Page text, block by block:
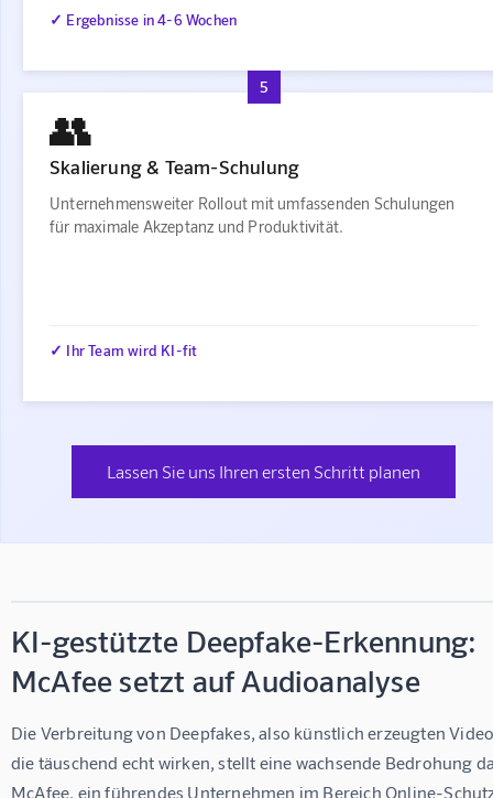
✓ Ergebnisse in 4-6 Wochen
5
👥
Skalierung & Team-Schulung
Unternehmensweiter Rollout mit umfassenden Schulungen
für maximale Akzeptanz und Produktivität.
✓ Ihr Team wird KI-fit
Lassen Sie uns Ihren ersten Schritt planen
KI-gestützte Deepfake-Erkennung:
McAfee setzt auf Audioanalyse
Die Verbreitung von Deepfakes, also künstlich erzeugten
die täuschend echt wirken, stellt eine wachsende Bedrohung
McAfee, ein führendes Unternehmen im Bereich Online-